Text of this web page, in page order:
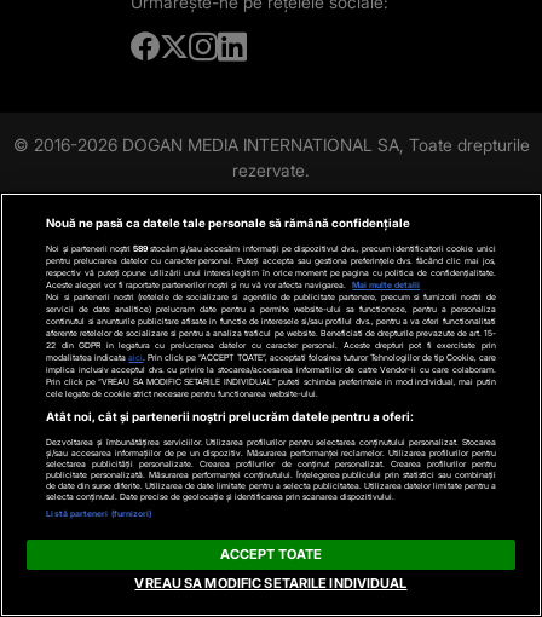
© 2016-2026 DOGAN MEDIA INTERNATIONAL SA, Toate drepturile
rezervate.
Nouă ne pasă ca datele tale personale să rămână confidențiale
Noi și partenerii noștri 589stocăm și/sau accesăm informații pe dispozitivul dvs., precum identificatorii cookie unici
pentru prelucrarea datelor cu caracter personal. Puteți accepta sau gestiona preferințele dvs. făcând clic mai jos,
respectiv vă puteți opune utilizării unui interes legitim în orice moment pe pagina cu politica de confidențialitate.
Aceste alegeri vor fi raportate partenerilor noștri și nu vă vor afecta navigarea.
Mai multe detalii
Noi si partenerii nostri (retelele de socializare si agentiile de publicitate partenere, precum si furnizorii nostri de
servicii de date analitice) prelucram date pentru a permite website-ului sa functioneze, pentru a personaliza
continutul si anunturile publicitare afisate in functie de interesele si/sau profilul dvs., pentru a va oferi functionalitati
aferente retelelor de socializare si pentru a analiza traficul pe website. Beneficiati de drepturile prevazute de art. 15-
22 din GDPR in legatura cu prelucrarea datelor cu caracter personal. Aceste drepturi pot fi exercitate prin
modalitatea indicataaici . Prin click pe “ACCEPT TOATE”, acceptati folosirea tuturor Tehnologiilor de tip Cookie, care
implica inclusiv acceptul dvs. cu privire la stocarea/accesarea informatiilor de catre Vendor-ii cu care colaboram.
Prin click pe “VREAU SA MODIFIC SETARILE INDIVIDUAL” puteti schimba preferintele in mod individual, mai putin
cele legate de cookie strict necesare pentru functionarea website-ului.
Atât noi, cât și partenerii noștri prelucrăm datele pentru a oferi:
Dezvoltarea și îmbunătățirea serviciilor. Utilizarea profilurilor pentru selectarea conținutului personalizat. Stocarea
și/sau accesarea informațiilor de pe un dispozitiv. Măsurarea performanței reclamelor. Utilizarea profilurilor pentru
selectarea publicității personalizate. Crearea profilurilor de conținut personalizat. Crearea profilurilor pentru
publicitate personalizată. Măsurarea performanței conținutului. Înțelegerea publicului prin statistici sau combinații
de date din surse diferite. Utilizarea de date limitate pentru a selecta publicitatea. Utilizarea datelor limitate pentru a
selecta conținutul. Date precise de geolocație și identificarea prin scanarea dispozitivului.
Listă parteneri (furnizori)
ACCEPT TOATE
VREAU SA MODIFIC SETARILE INDIVIDUAL